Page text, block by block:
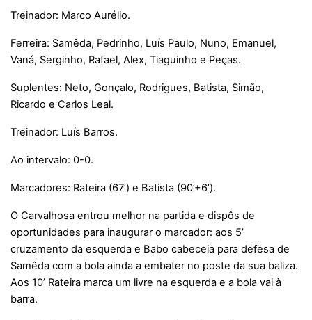
Treinador: Marco Aurélio.
Ferreira: Samêda, Pedrinho, Luís Paulo, Nuno, Emanuel,
Vaná, Serginho, Rafael, Alex, Tiaguinho e Peças.
Suplentes: Neto, Gonçalo, Rodrigues, Batista, Simão,
Ricardo e Carlos Leal.
Treinador: Luís Barros.
Ao intervalo: 0-0.
Marcadores: Rateira (67’) e Batista (90’+6’).
O Carvalhosa entrou melhor na partida e dispôs de
oportunidades para inaugurar o marcador: aos 5’
cruzamento da esquerda e Babo cabeceia para defesa de
Samêda com a bola ainda a embater no poste da sua baliza.
Aos 10’ Rateira marca um livre na esquerda e a bola vai à
barra.